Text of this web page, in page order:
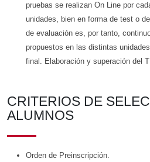
pruebas se realizan On Line por
unidades, bien en forma de test o
de evaluación es, por tanto,
propuestos en las distintas
final. Elaboración y superación del
CRITERIOS DE
ALUMNOS
Orden de Preinscripción.